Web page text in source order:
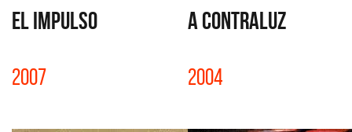
EL IMPULSO
2007
A CONTRALUZ
2004